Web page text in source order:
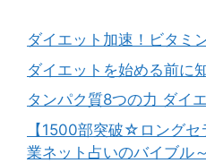
ダイエット加速！ビタミ
ダイエットを始める前に
タンパク質8つの力 ダイ
【1500部突破☆ロング
業ネット占いのバイブル